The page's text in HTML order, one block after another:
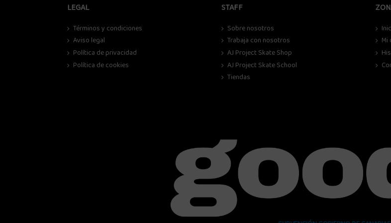
LEGAL
Términos y condiciones
Aviso legal
Política de privacidad
Política de cookies
STAFF
Sobre nosotros
Trabaja con nosotros
AJ Project Skate Shop
AJ Project Skate School
Tiendas
Mi